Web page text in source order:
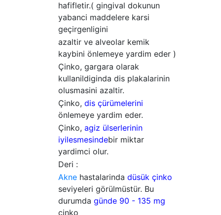
hafifletir.( gingival dokunun
yabanci maddelere karsi
geçirgenligini
azaltir ve alveolar kemik
kaybini önlemeye yardim eder )
Çinko, gargara olarak
kullanildiginda dis plakalarinin
olusmasini azaltir.
Çinko, dis çürümelerini
önlemeye yardim eder.
Çinko, agiz ülserlerinin
iyilesmesindebir miktar
yardimci olur.
Deri :
Akne hastalarinda düsük çinko
seviyeleri görülmüstür. Bu
durumda günde 90 - 135 mg
çinko